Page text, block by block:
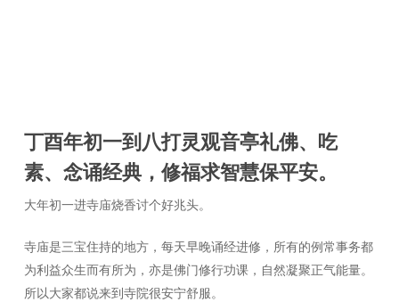
丁酉年初一到八打灵观音亭礼佛、吃
素、念诵经典，修福求智慧保平安。
大年初一进寺庙烧香讨个好兆头。
寺庙是三宝住持的地方，每天早晚诵经进修，所有的例常事务都
为利益众生而有所为，亦是佛门修行功课，自然凝聚正气能量。
所以大家都说来到寺院很安宁舒服。